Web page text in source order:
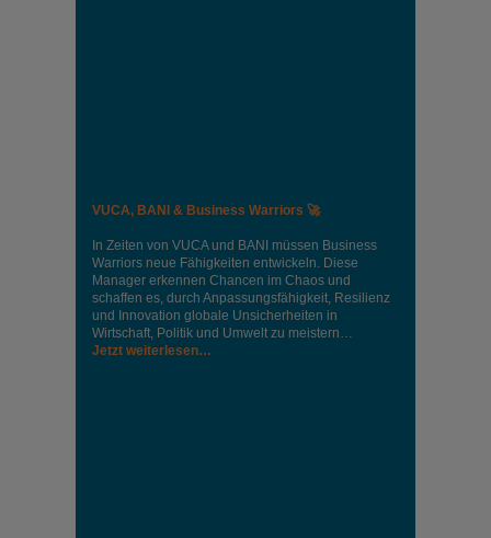
VUCA, BANI & Business Warriors 🚀
In Zeiten von VUCA und BANI müssen Business
Warriors neue Fähigkeiten entwickeln. Diese
Manager erkennen Chancen im Chaos und
schaffen es, durch Anpassungsfähigkeit, Resilienz
und Innovation globale Unsicherheiten in
Wirtschaft, Politik und Umwelt zu meistern…
Jetzt weiterlesen…